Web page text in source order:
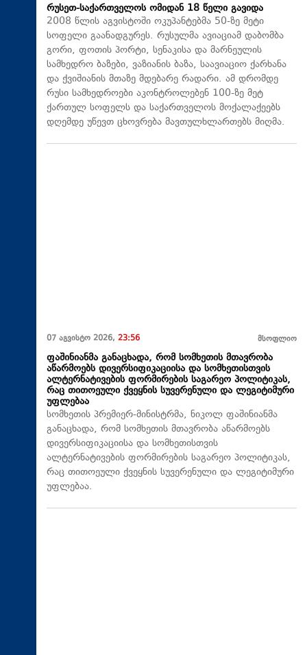
რუსეთ-საქართველოს ომიდან 18 წელი გავიდა
2008 წლის აგვისტოში ოკუპანტებმა 50-ზე მეტი
სოფელი გაანადგურეს. რუსულმა ავიაციამ დაბომბა
გორი, ფოთის პორტი, სენაკისა და მარნეულის
სამხედრო ბაზები, ვაზიანის ბაზა, საავიაციო ქარხანა
და ქვიშიანის მთაზე მდებარე რადარი. ამ დრომდე
რუსი სამხედროები აკონტროლებენ 100-ზე მეტ
ქართულ სოფელს და საქართველოს მოქალაქეებს
დღემდე უწევთ ცხოვრება მავთულხლართებს მიღმა.
07 აგვისტო 2026, 23:56 მსოფლიო
ფაშინიანმა განაცხადა, რომ სომხეთის მთავრობა
აწარმოებს დივერსიფიკაციისა და სომხეთისთვის
ალტერნატივების ფორმირების საგარეო პოლიტიკას,
რაც თითოეული ქვეყნის სუვერენული და ლეგიტიმური
უფლებაა
სომხეთის პრემიერ-მინისტრმა, ნიკოლ ფაშინიანმა
განაცხადა, რომ სომხეთის მთავრობა აწარმოებს
დივერსიფიკაციისა და სომხეთისთვის
ალტერნატივების ფორმირების საგარეო პოლიტიკას,
რაც თითოეული ქვეყნის სუვერენული და ლეგიტიმური
უფლებაა.